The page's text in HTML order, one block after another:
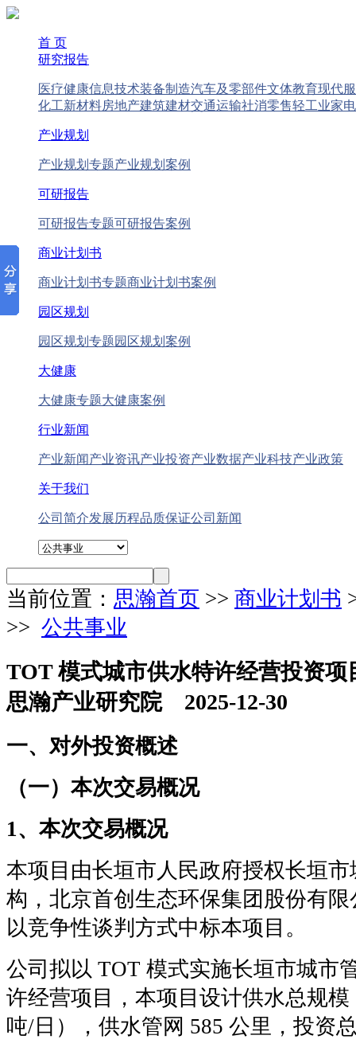
首 页
研究报告
医疗健康信息技术装备制造汽车及零部件文体教育现代
化工新材料房地产建筑建材交通运输社消零售轻工业家
产业规划
产业规划专题产业规划案例
可研报告
可研报告专题可研报告案例
商业计划书
商业计划书专题商业计划书案例
园区规划
园区规划专题园区规划案例
大健康
大健康专题大健康案例
行业新闻
产业新闻产业资讯产业投资产业数据产业科技产业政策
关于我们
公司简介发展历程品质保证公司新闻
当前位置： 思瀚首页 >> 商业计划书
>> 公共事业
TOT 模式城市供水特许经营投资项
思瀚产业研究院 2025-12-30
一、对外投资概述
（一）本次交易概况
1、本次交易概况
本项目由长垣市人民政府授权长垣
构，北京首创生态环保集团股份有
以竞争性谈判方式中标本项目。
公司拟以 TOT 模式实施长垣市城市
许经营项目，本项目设计供水总规
吨/日），供水管网 585 公里，投资